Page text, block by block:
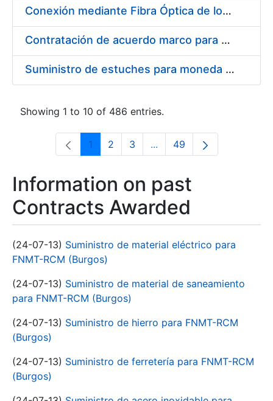
Conexión mediante Fibra Óptica de los Centros de Proceso de Datos (CPDs) de las sedes de la FNMT-RCM de Burgos y Madrid
Contratación de acuerdo marco para el Suministro de Material de Electricidad para la Fábrica Nacional de Moneda y Timbre-Real Casa de la Moneda en su centro de trabajo de Burgos
Suministro de estuches para moneda de 30 €
Showing 1 to 10 of 486 entries.
Page
1 Page
2 Page
3 ...Intermediate Pages Use
Page
49
Information on past
Contracts Awarded
(24-07-13) Suministro de material eléctrico para
FNMT-RCM (Burgos)
(24-07-13) Suministro de material de saneamiento
para FNMT-RCM (Burgos)
(24-07-13) Suministro de hierro para FNMT-RCM
(Burgos)
(24-07-13) Suministro de ferretería para FNMT-RCM
(Burgos)